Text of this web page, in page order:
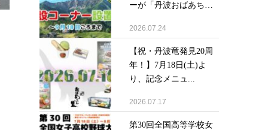
ーが「丹波おばあち
2026.07.24
【祝・丹波竜発見20周
年！】7月18日(土)よ
り、記念メニュ...
2026.07.17
第30回全国高等学校女